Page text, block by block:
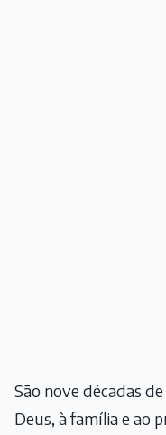
São nove décadas
Deus, à família e ao